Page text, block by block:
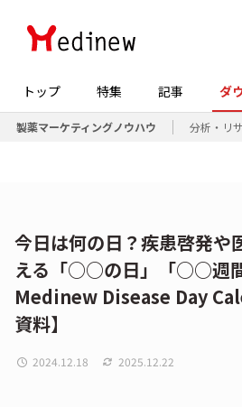
トップ 特集 記事 ダ
製薬マーケティングノウハウ 分析・リ
今日は何の日？疾患啓発や
える「○○の日」「○○週間
Medinew Disease Day
資料】
2024.12.18 2025.12.22